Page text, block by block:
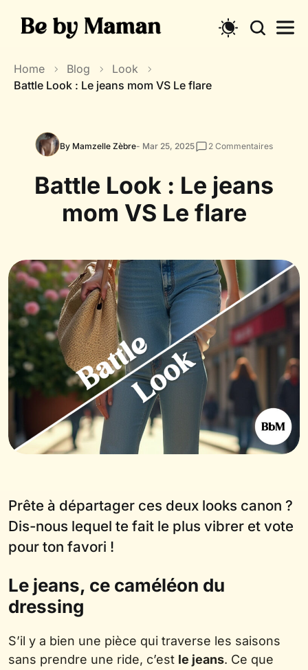
Home Blog
Look
Battle Look : Le jeans mom VS Le flare
By Mamzelle Zèbre- Mar 25, 2025 2 Commentaires
Battle Look : Le jeans
mom VS Le flare
Prête à départager ces deux looks canon ?
Dis-nous lequel te fait le plus vibrer et vote
pour ton favori !
Le jeans, ce caméléon du
dressing
S’il y a bien une pièce qui traverse les saisons
sans prendre une ride, c’est le jeans. Ce que